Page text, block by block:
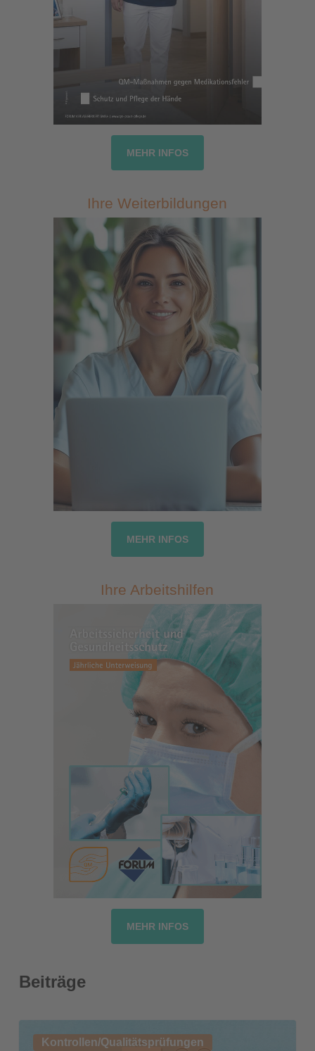
MEHR INFOS
Ihre Weiterbildungen
MEHR INFOS
Ihre Arbeitshilfen
MEHR INFOS
Beiträge
Kontrollen/Qualitätsprüfungen